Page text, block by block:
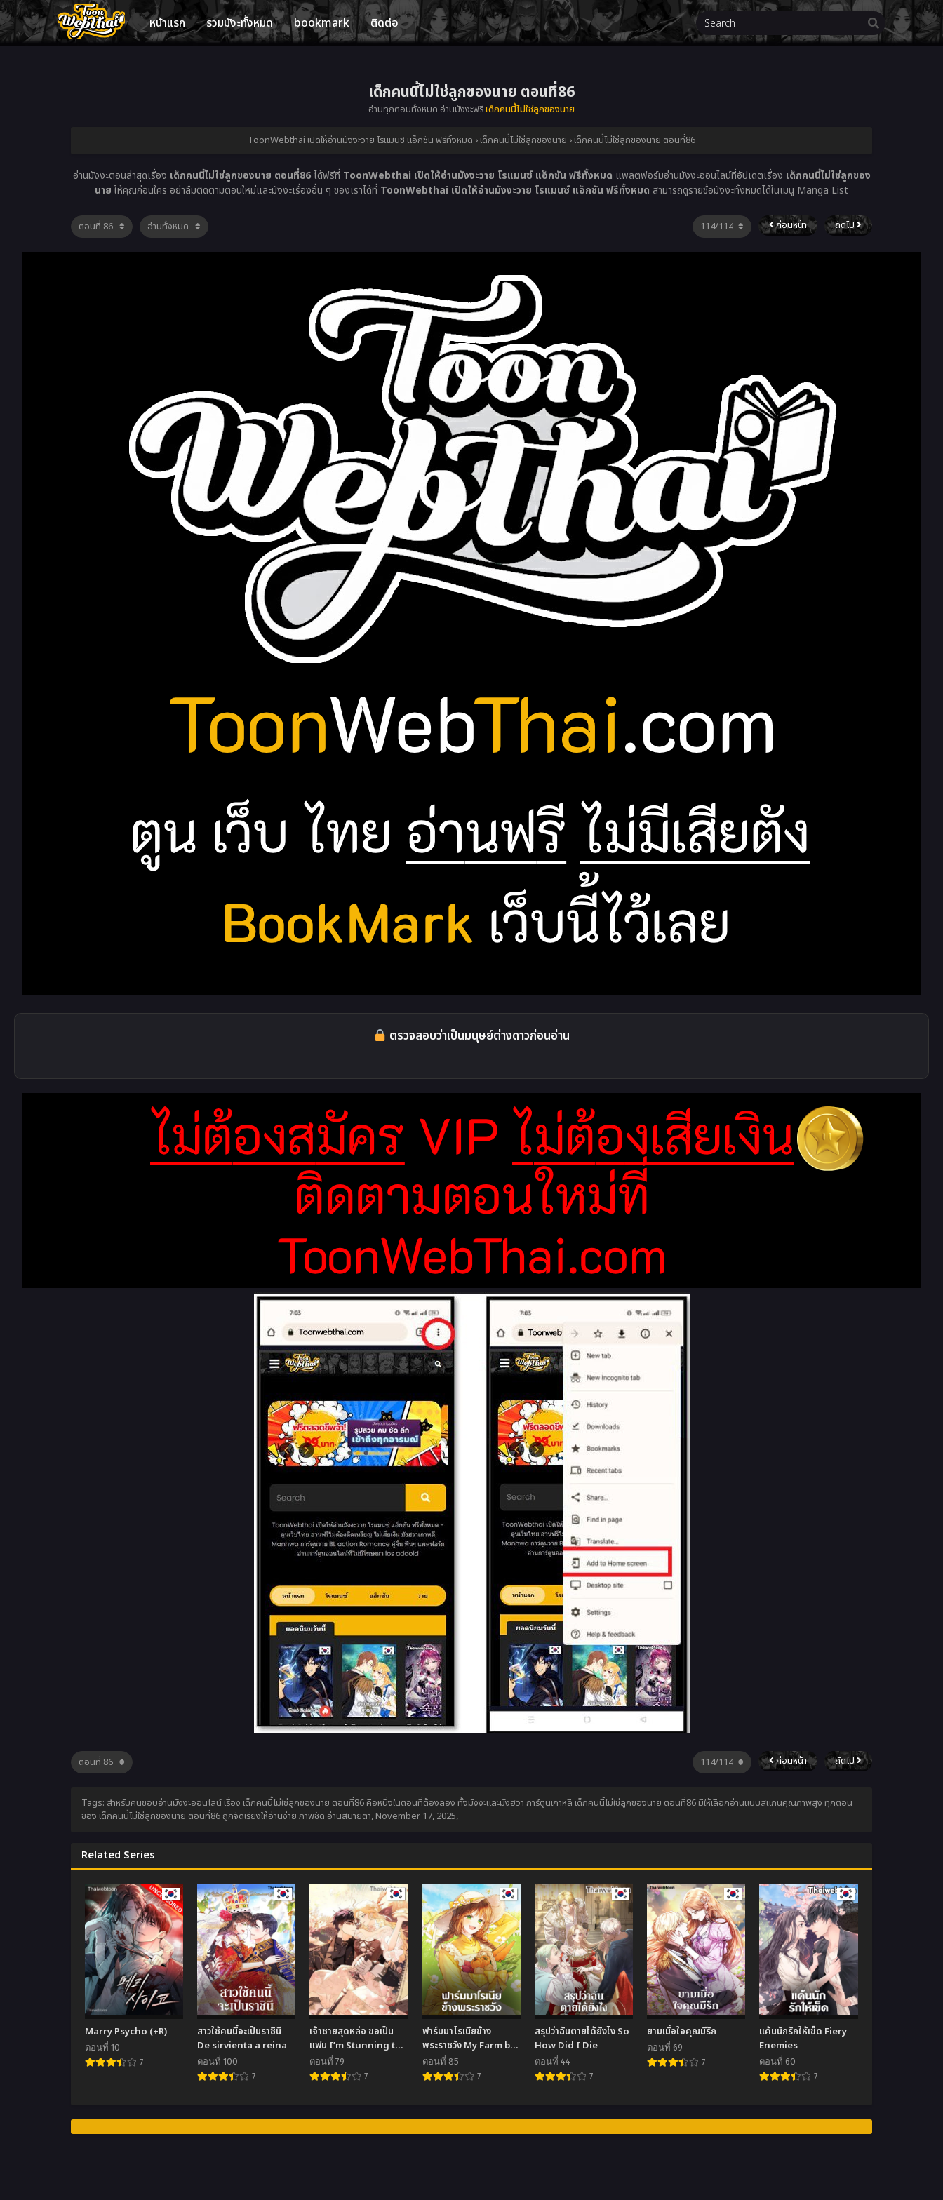
หน้าแรก รวมมังะทั้งหมด bookmark ติดต่อ
เด็กคนนี้ไม่ใช่ลูกของนาย ตอนที่86
อ่านทุกตอนทั้งหมด อ่านมังงะฟรีเด็กคนนี้ไม่ใช่ลูกของนาย
ToonWebthai เปิดให้อ่านมังงะวาย โรแมนซ์ แอ็กชัน ฟรีทั้งหมด › เด็กคนนี้ไม่ใช่ลูกของนาย › เด็กคนนี้ไม่ใช่ลูกของนาย ตอนที่86
อ่านมังงะตอนล่าสุดเรื่อง เด็กคนนี้ไม่ใช่ลูกของนาย ตอนที่86ได้ฟรีที่ ToonWebthai เปิดให้อ่านมังงะวาย โรแมนซ์ แอ็กชัน ฟรีทั้งหมด แพลตฟอร์มอ่านมังงะออนไลน์ที่อัปเดตเรื่อง เด็กคนนี้ไม่ใช่ลูกของ
นาย ให้คุณก่อนใคร อย่าลืมติดตามตอนใหม่และมังงะเรื่องอื่น ๆ ของเราได้ที่ ToonWebthai เปิดให้อ่านมังงะวาย โรแมนซ์ แอ็กชัน ฟรีทั้งหมด สามารถดูรายชื่อมังงะทั้งหมดได้ในเมนู Manga List
ก่อนหน้า ถัดไป
ตรวจสอบว่าเป็นมนุษย์ต่างดาวก่อนอ่าน
ก่อนหน้า ถัดไป
Tags: สำหรับคนชอบอ่านมังงะออนไลน์ เรื่อง เด็กคนนี้ไม่ใช่ลูกของนาย ตอนที่86 คือหนึ่งในตอนที่ต้องลอง ทั้งมังงะและมังฮวา การ์ตูนเกาหลี เด็กคนนี้ไม่ใช่ลูกของนาย ตอนที่86 มีให้เลือกอ่านแบบสแกนคุณภาพสูง ทุกตอน
ของ เด็กคนนี้ไม่ใช่ลูกของนาย ตอนที่86 ถูกจัดเรียงให้อ่านง่าย ภาพชัด อ่านสบายตา, November 17, 2025,
Related Series
Marry Psycho (+R)
ตอนที่ 10
7
สาวใช้คนนี้จะเป็นราชินี
De sirvienta a reina
ตอนที่ 100
7
เจ้าชายสุดหล่อ ขอเป็น
แฟน I’m Stunning the
Prince
ตอนที่ 79
7
ฟาร์มมาโรเนียข้าง
พระราชวัง My Farm by
the Palace
ตอนที่ 85
7
สรุปว่าฉันตายได้ยังไง So
How Did I Die
ตอนที่ 44
7
ยามเมื่อใจคุณมีรัก
ตอนที่ 69
7
แค้นนักรักให้เข็ด Fiery
Enemies
ตอนที่ 60
7